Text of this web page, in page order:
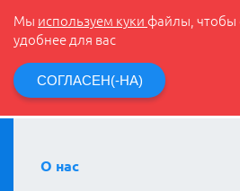
Мы используем куки файлы, чтобы
удобнее для вас
СОГЛАСЕН(-НА)
О нас